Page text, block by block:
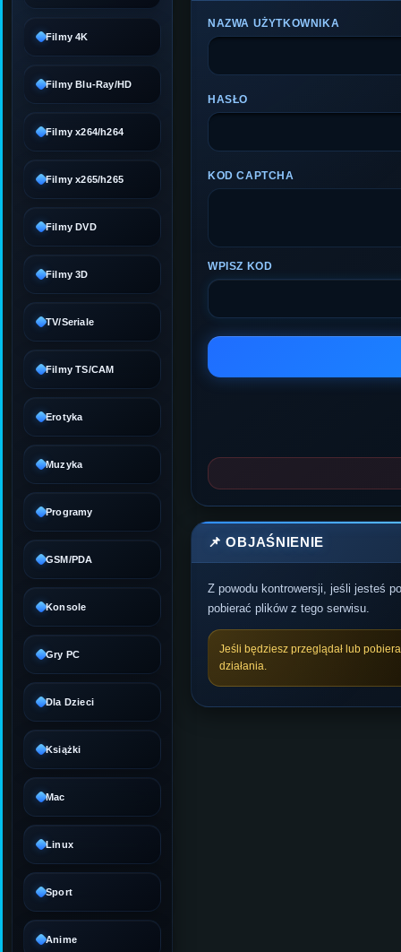
Filmy 4K
Filmy Blu-Ray/HD
Filmy x264/h264
Filmy x265/h265
Filmy DVD
Filmy 3D
TV/Seriale
Filmy TS/CAM
Erotyka
Muzyka
Programy
GSM/PDA
Konsole
Gry PC
Dla Dzieci
Książki
Mac
Linux
Sport
Anime
NAZWA UŻYTKOWNIKA
HASŁO
KOD CAPTCHA
WPISZ KOD
📌 OBJAŚNIENIE
Z powodu kontrowersji, jeśli jesteś
pobierać plików z tego serwisu.
Jeśli będziesz przeglądał lub
działania.